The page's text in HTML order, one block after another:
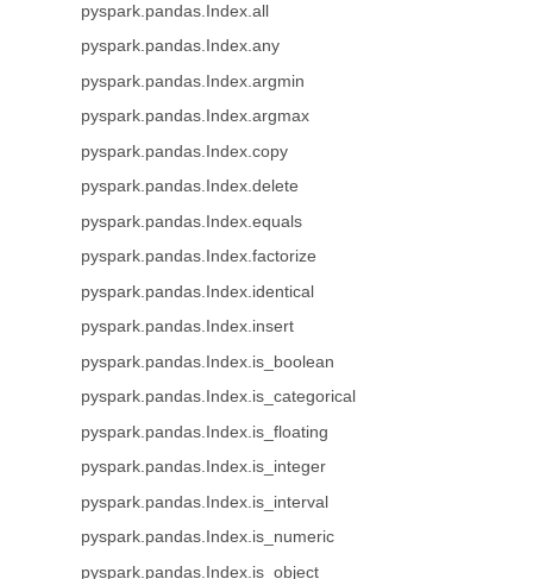
pyspark.pandas.Index.all
pyspark.pandas.Index.any
pyspark.pandas.Index.argmin
pyspark.pandas.Index.argmax
pyspark.pandas.Index.copy
pyspark.pandas.Index.delete
pyspark.pandas.Index.equals
pyspark.pandas.Index.factorize
pyspark.pandas.Index.identical
pyspark.pandas.Index.insert
pyspark.pandas.Index.is_boolean
pyspark.pandas.Index.is_categorical
pyspark.pandas.Index.is_floating
pyspark.pandas.Index.is_integer
pyspark.pandas.Index.is_interval
pyspark.pandas.Index.is_numeric
pyspark.pandas.Index.is_object